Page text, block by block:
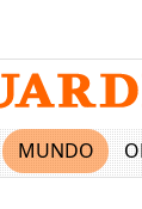
MUNDO